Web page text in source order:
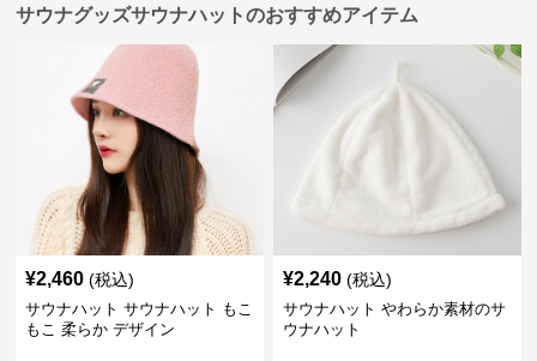
サウナグッズサウナハットのおすすめアイテム
¥2,460 (税込)
サウナハット サウナハット もこ
もこ 柔らか デザイン
¥2,240 (税込)
サウナハット やわらか素材のサ
ウナハット